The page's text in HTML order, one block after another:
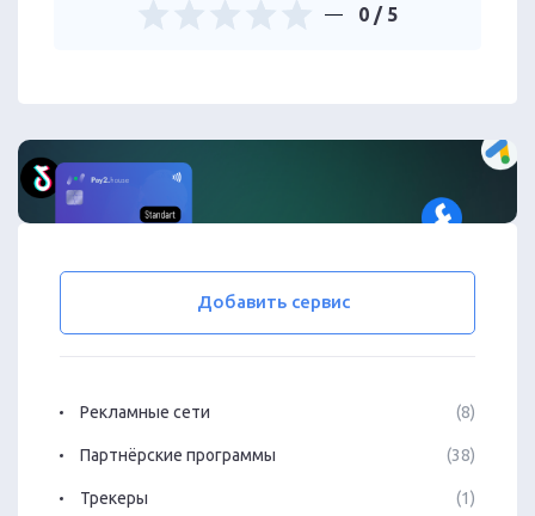
0 / 5
Добавить сервис
Рекламные сети (8)
Партнёрские программы (38)
Трекеры (1)